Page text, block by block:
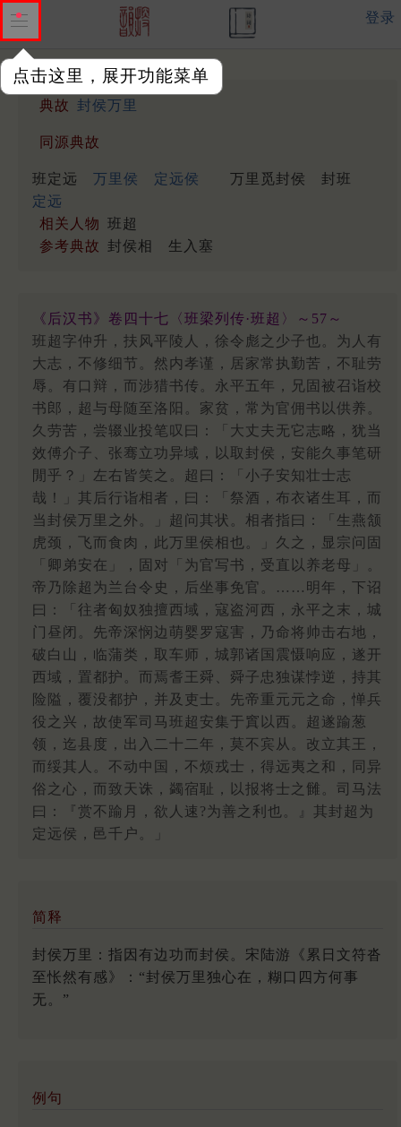
点击这里，展开功能菜单
登录
典故 封侯万里
同源典故
班定远 万里侯 定远侯 万里觅封侯
封班
定远
相关人物 班超
参考典故 封侯相 生入塞
《后汉书》卷四十七〈班梁列传·班超〉～57～
班超字仲升，扶风平陵人，徐令彪之少子也。为人有
大志，不修细节。然内孝谨，居家常执勤苦，不耻劳
辱。有口辩，而涉猎书传。永平五年，兄固被召诣校
书郎，超与母随至洛阳。家贫，常为官佣书以供养。
久劳苦，尝辍业投笔叹曰：「大丈夫无它志略，犹当
效傅介子、张骞立功异域，以取封侯，安能久事笔研
閒乎？」左右皆笑之。超曰：「小子安知壮士志
哉！」其后行诣相者，曰：「祭酒，布衣诸生耳，而
当封侯万里之外。」超问其状。相者指曰：「生燕颔
虎颈，飞而食肉，此万里侯相也。」久之，显宗问固
「卿弟安在」，固对「为官写书，受直以养老母」。
帝乃除超为兰台令史，后坐事免官。……明年，下诏
曰：「往者匈奴独擅西域，寇盗河西，永平之末，城
门昼闭。先帝深悯边萌婴罗寇害，乃命将帅击右地，
破白山，临蒲类，取车师，城郭诸国震慑响应，遂开
西域，置都护。而焉耆王舜、舜子忠独谋悖逆，持其
险隘，覆没都护，并及吏士。先帝重元元之命，惮兵
役之兴，故使军司马班超安集于窴以西。超遂踰葱
领，迄县度，出入二十二年，莫不宾从。改立其王，
而绥其人。不动中国，不烦戎士，得远夷之和，同异
俗之心，而致天诛，蠲宿耻，以报将士之雠。司马法
曰：『赏不踰月，欲人速?为善之利也。』其封超为
定远侯，邑千户。」
简释
封侯万里：指因有边功而封侯。宋陆游《累日文符沓
至怅然有感》：“封侯万里独心在，糊口四方何事
无。”
例句